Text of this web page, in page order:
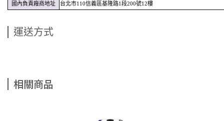
國內負責廠商地址 台北市110信義區基隆路1段200號12樓
運送方式
相關商品